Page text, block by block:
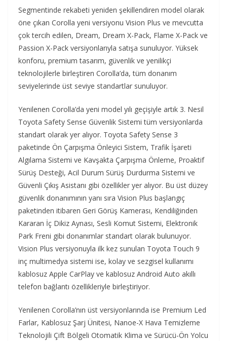
Segmentinde rekabeti yeniden şekillendiren model olarak
öne çıkan Corolla yeni versiyonu Vision Plus ve mevcutta
çok tercih edilen, Dream, Dream X-Pack, Flame X-Pack ve
Passion X-Pack versiyonlarıyla satışa sunuluyor. Yüksek
konforu, premium tasarım, güvenlik ve yenilikçi
teknolojilerle birleştiren Corolla’da, tüm donanım
seviyelerinde üst seviye standartlar sunuluyor.
Yenilenen Corolla’da yeni model yılı geçişiyle artık 3. Nesil
Toyota Safety Sense Güvenlik Sistemi tüm versiyonlarda
standart olarak yer alıyor. Toyota Safety Sense 3
paketinde Ön Çarpışma Önleyici Sistem, Trafik İşareti
Algılama Sistemi ve Kavşakta Çarpışma Önleme, Proaktif
Sürüş Desteği, Acil Durum Sürüş Durdurma Sistemi ve
Güvenli Çıkış Asistanı gibi özellikler yer alıyor. Bu üst düzey
güvenlik donanımının yanı sıra Vision Plus başlangıç
paketinden itibaren Geri Görüş Kamerası, Kendiliğinden
Kararan İç Dikiz Aynası, Sesli Komut Sistemi, Elektronik
Park Freni gibi donanımlar standart olarak bulunuyor.
Vision Plus versiyonuyla ilk kez sunulan Toyota Touch 9
inç multimedya sistemi ise, kolay ve sezgisel kullanımı
kablosuz Apple CarPlay ve kablosuz Android Auto akıllı
telefon bağlantı özellikleriyle birleştiriyor.
Yenilenen Corolla’nın üst versiyonlarında ise Premium Led
Farlar, Kablosuz Şarj Ünitesi, Nanoe-X Hava Temizleme
Teknolojili Çift Bölgeli Otomatik Klima ve Sürücü-Ön Yolcu